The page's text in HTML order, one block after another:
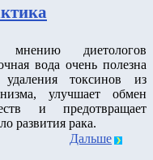
диетологов
вода очень полезна
удаления токсинов из
улучшает обмен
и предотвращает
развития рака.
Дальше